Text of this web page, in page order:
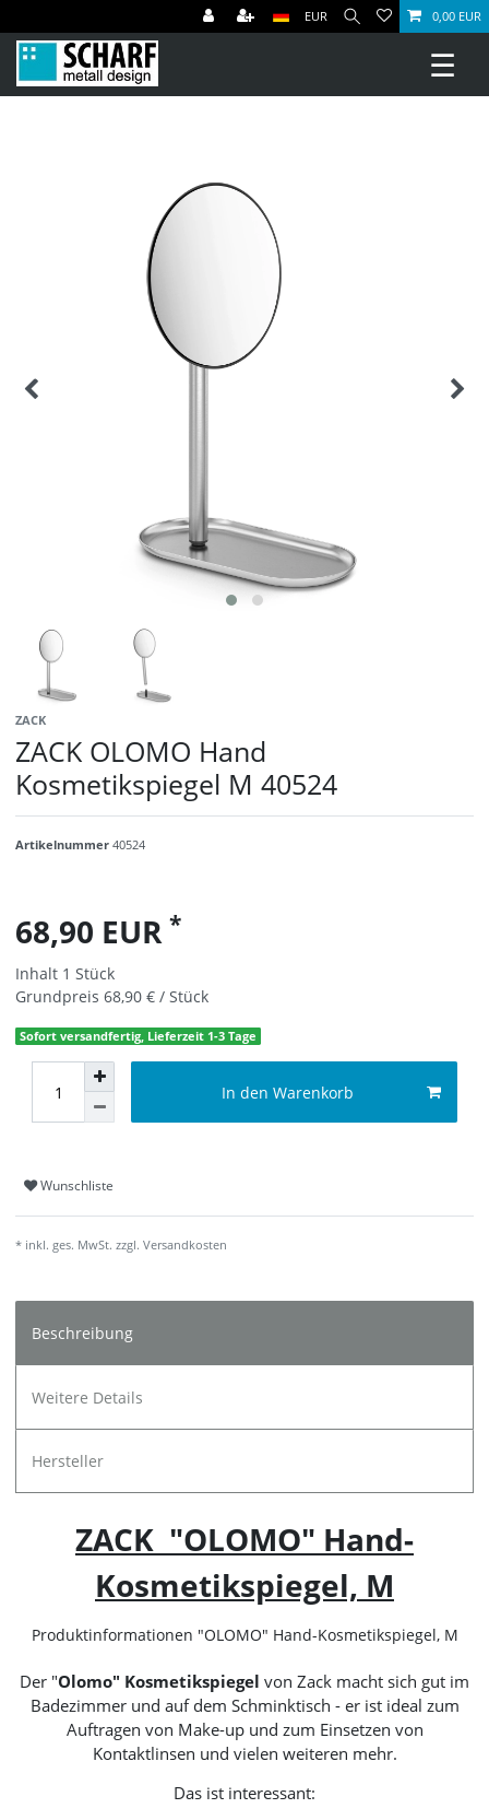
EUR 0,00 EUR
☰
ZACK
ZACK OLOMO Hand
Kosmetikspiegel M 40524
Artikelnummer 40524
68,90 EUR *
Inhalt 1 Stück
Grundpreis 68,90 € / Stück
Sofort versandfertig, Lieferzeit 1-3 Tage
In den Warenkorb
Wunschliste
* inkl. ges. MwSt. zzgl. Versandkosten
Beschreibung
Weitere Details
Hersteller
ZACK "OLOMO" Hand-
Kosmetikspiegel, M
Produktinformationen "OLOMO" Hand-Kosmetikspiegel, M
Der "Olomo" Kosmetikspiegel von Zack macht sich gut im
Badezimmer und auf dem Schminktisch - er ist ideal zum
Auftragen von Make-up und zum Einsetzen von
Kontaktlinsen und vielen weiteren mehr.
Das ist interessant: